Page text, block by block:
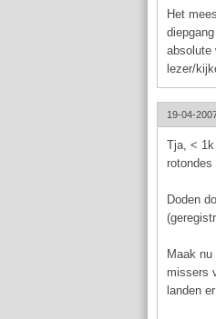
Het
absolute
lezer/
19-04-
Tja, <
rotondes
Doden
Maak
missers
landen